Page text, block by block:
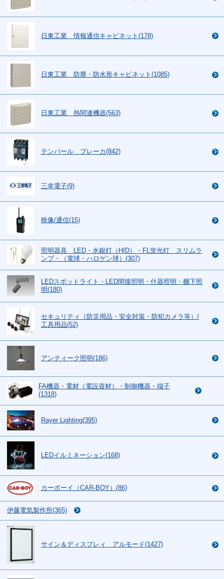
日東工業 情報通信キャビネット(178)
日東工業 防塵・防水形キャビネット(1085)
日東工業 熱関連機器(563)
テンパール ブレーカ(842)
三幸電子(9)
映像/通信(15)
照明器具 LED・水銀灯（HID）・FL蛍光灯 スリムラ
ンプ・（電球・ハロゲン球）(307)
LEDスポットライト・LED間接照明・什器照明・棚下照
明(180)
セキュリティ（防災用品・安全対策・防犯カメラ等）/
工具用品(52)
アンティーク照明(186)
FA機器・電材（電設資材）・制御機器・端子
(1318)
Rayer Lighting(395)
LEDイルミネーション(168)
カーボーイ（CAR-BOY）(86)
伊藤電気製作所(365)
サイン＆ディスプレィ アルモード(1427)